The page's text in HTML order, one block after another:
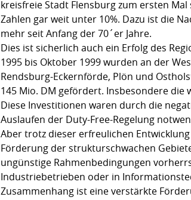
kreisfreie Stadt Flensburg zum ersten
Zahlen gar weit unter 10%. Dazu ist die
mehr seit Anfang der 70´er Jahre.
Dies ist sicherlich auch ein Erfolg des
1995 bis Oktober 1999 wurden an der
Rendsburg-Eckernförde, Plön und
145 Mio. DM gefördert. Insbesondere
Diese Investitionen waren durch die
Auslaufen der Duty-Free-Regelung
Aber trotz dieser erfreulichen
Förderung der strukturschwachen
ungünstige Rahmenbedingungen
Industriebetrieben oder in
Zusammenhang ist eine verstärkte